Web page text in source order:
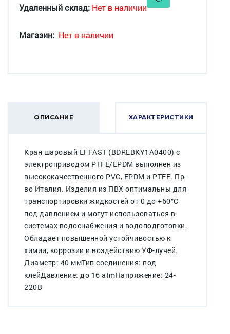
Удаленный склад: Нет в наличии
Магазин: Нет в наличии
ОПИСАНИЕ ХАРАКТЕРИСТИКИ
Кран шаровый EFFAST (BDREBKY1A0400) с
электроприводом PTFE/EPDM выполнен из
высококачественного PVC, EPDM и PTFE. Пр-
во Италия. Изделия из ПВХ оптимальны для
транспортировки жидкостей от 0 до +60°C
под давлением и могут использоваться в
системах водоснабжения и водоподготовки.
Обладает повышенной устойчивостью к
химии, коррозии и воздействию УФ-лучей.
Диаметр: 40 ммТип соединения: под
клейДавление: до 16 atmНапряжение: 24-
220В